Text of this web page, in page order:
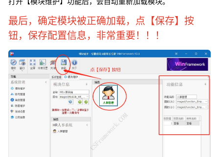
最后，确定模块被正确加载，点【保存】按
钮，保存配置信息，非常重要！！！